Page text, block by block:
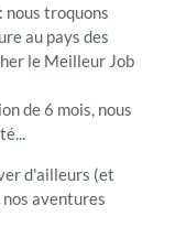
nous troquons
au pays des
le Meilleur Job
de 6 mois, nous
d'ailleurs (et
aventures